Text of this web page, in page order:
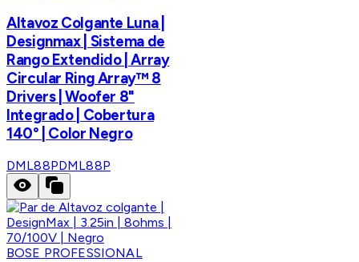
Altavoz Colgante Luna |
Designmax | Sistema de
Rango Extendido | Array
Circular Ring Array™ 8
Drivers | Woofer 8"
Integrado | Cobertura
140° | Color Negro
DML88PDML88P
BOSE PROFESSIONAL